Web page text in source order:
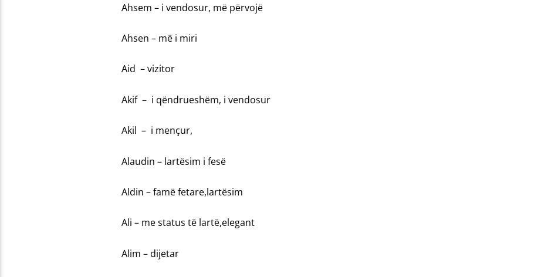
Ahsem – i vendosur, më përvojë
Ahsen – më i miri
Aid – vizitor
Akif – i qëndrueshëm, i vendosur
Akil – i mençur,
Alaudin – lartësim i fesë
Aldin – famë fetare,lartësim
Ali – me status të lartë,elegant
Alim – dijetar